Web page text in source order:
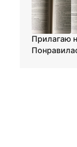
Прилагаю